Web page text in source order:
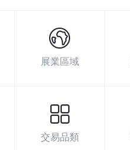
展業區域
交易品類